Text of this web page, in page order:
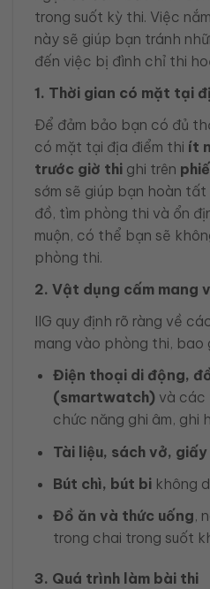
trong suốt kỳ thi. Việc
này sẽ giúp bạn tránh
đến việc bị đình chỉ thi
1. Thời gian có mặt tại
Để đảm bảo bạn có đủ
có mặt tại địa điểm thi ít
trước giờ thi ghi trên
sớm sẽ giúp bạn hoàn
đồ, tìm phòng thi và ổn
muộn, có thể bạn sẽ
phòng thi.
2. Vật dụng cấm mang
IIG quy định rõ ràng về
mang vào phòng thi, bao
Điện thoại di động,
(smartwatch)và các
chức năng ghi âm, ghi
Tài liệu, sách vở,
Bút chì, bút bikhông
Đồ ăn và thức uống,
trong chai trong suốt
3. Quá trình làm bài thi